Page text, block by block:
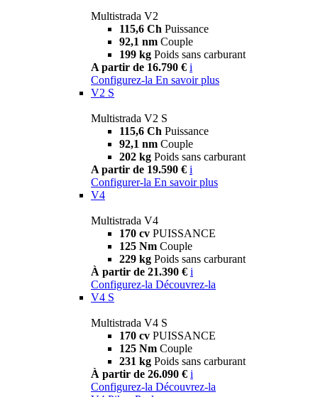
Multistrada V2
115,6 Ch Puissance
92,1 nm Couple
199 kg Poids sans carburant
A partir de 16.790 € i
Configurez-la En savoir plus
V2 S
Multistrada V2 S
115,6 Ch Puissance
92,1 nm Couple
202 kg Poids sans carburant
A partir de 19.590 € i
Configurer-la En savoir plus
V4
Multistrada V4
170 cv PUISSANCE
125 Nm Couple
229 kg Poids sans carburant
À partir de 21.390 € i
Configurez-la Découvrez-la
V4 S
Multistrada V4 S
170 cv PUISSANCE
125 Nm Couple
231 kg Poids sans carburant
À partir de 26.090 € i
Configurez-la Découvrez-la